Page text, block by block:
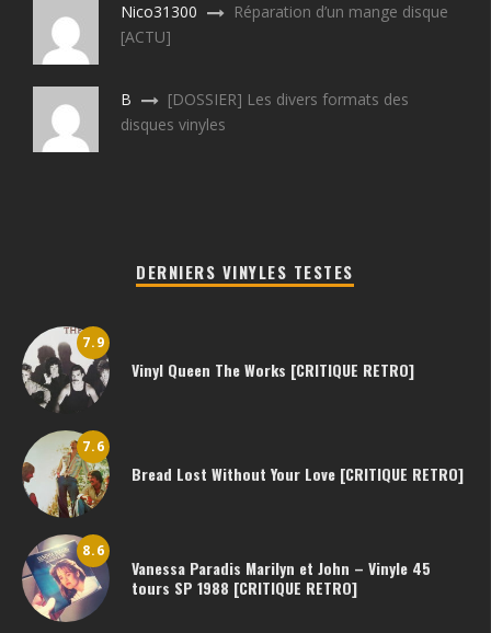
Nico31300
Réparation d’un mange disque
[ACTU]
B
[DOSSIER] Les divers formats des
disques vinyles
DERNIERS VINYLES TESTES
7.9
Vinyl Queen The Works [CRITIQUE RETRO]
7.6
Bread Lost Without Your Love [CRITIQUE RETRO]
8.6
Vanessa Paradis Marilyn et John – Vinyle 45
tours SP 1988 [CRITIQUE RETRO]